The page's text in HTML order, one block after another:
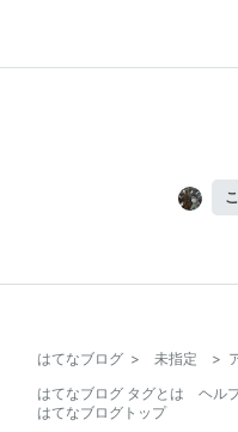
はてなブログ > 未指定 >
はてなブログ タグとは
ヘル
はてなブログトップ